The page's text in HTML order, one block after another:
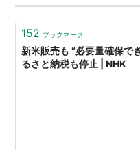
薪の量の目安や、薪の準
験をもとに解説していき
152 ブックマーク
新米販売も “必要量確保で
るさと納税も停止 | NHK